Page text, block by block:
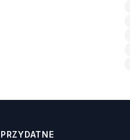
PRZYDATNE